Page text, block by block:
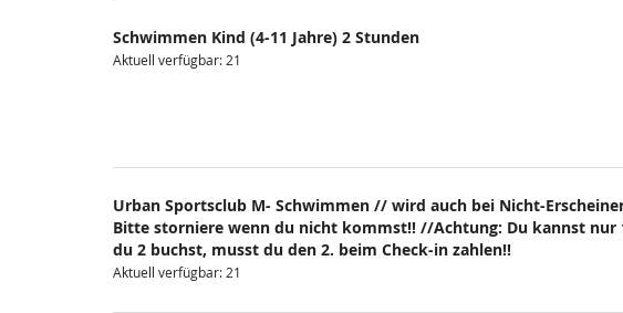
Schwimmen Kind (4-11 Jahre) 2 Stunden
Aktuell verfügbar: 21
Urban Sportsclub M- Schwimmen // wird auch bei Nicht-
Bitte storniere wenn du nicht kommst!! //Achtung: Du kannst nur
du 2 buchst, musst du den 2. beim Check-in zahlen!!
Aktuell verfügbar: 21